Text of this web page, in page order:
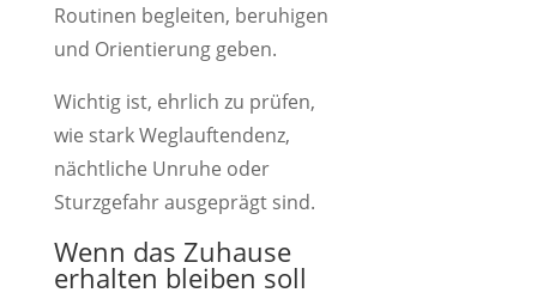
Routinen begleiten, beruhigen
und Orientierung geben.
Wichtig ist, ehrlich zu prüfen,
wie stark Weglauftendenz,
nächtliche Unruhe oder
Sturzgefahr ausgeprägt sind.
Wenn das Zuhause
erhalten bleiben soll